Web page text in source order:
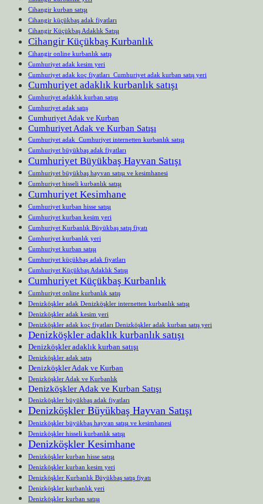
Cihangir kurban satışı
Cihangir küçükbaş adak fiyatları
Cihangir Küçükbaş Adaklık Satışı
Cihangir Küçükbaş Kurbanlık
Cihangir online kurbanlık satış
Cumhuriyet adak kesim yeri
Cumhuriyet adak koç fiyatları Cumhuriyet adak kurban satış yeri
Cumhuriyet adaklık kurbanlık satışı
Cumhuriyet adaklık kurban satışı
Cumhuriyet adak satış
Cumhuriyet Adak ve Kurban
Cumhuriyet Adak ve Kurban Satışı
Cumhuriyet adak Cumhuriyet internetten kurbanlık satışı
Cumhuriyet büyükbaş adak fiyatları
Cumhuriyet Büyükbaş Hayvan Satışı
Cumhuriyet büyükbaş hayvan satışı ve kesimhanesi
Cumhuriyet hisseli kurbanlık satışı
Cumhuriyet Kesimhane
Cumhuriyet kurban hisse satışı
Cumhuriyet kurban kesim yeri
Cumhuriyet Kurbanlık Büyükbaş satış fiyatı
Cumhuriyet kurbanlık yeri
Cumhuriyet kurban satışı
Cumhuriyet küçükbaş adak fiyatları
Cumhuriyet Küçükbaş Adaklık Satışı
Cumhuriyet Küçükbaş Kurbanlık
Cumhuriyet online kurbanlık satış
Denizköşkler adak Denizköşkler internetten kurbanlık satışı
Denizköşkler adak kesim yeri
Denizköşkler adak koç fiyatları Denizköşkler adak kurban satış yeri
Denizköşkler adaklık kurbanlık satışı
Denizköşkler adaklık kurban satışı
Denizköşkler adak satış
Denizköşkler Adak ve Kurban
Denizköşkler Adak ve Kurbanlık
Denizköşkler Adak ve Kurban Satışı
Denizköşkler büyükbaş adak fiyatları
Denizköşkler Büyükbaş Hayvan Satışı
Denizköşkler büyükbaş hayvan satışı ve kesimhanesi
Denizköşkler hisseli kurbanlık satışı
Denizköşkler Kesimhane
Denizköşkler kurban hisse satışı
Denizköşkler kurban kesim yeri
Denizköşkler Kurbanlık Büyükbaş satış fiyatı
Denizköşkler kurbanlık yeri
Denizköşkler kurban satışı